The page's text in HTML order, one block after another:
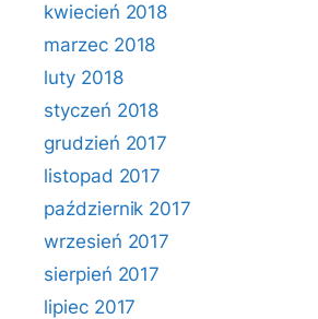
kwiecień 2018
marzec 2018
luty 2018
styczeń 2018
grudzień 2017
listopad 2017
październik 2017
wrzesień 2017
sierpień 2017
lipiec 2017